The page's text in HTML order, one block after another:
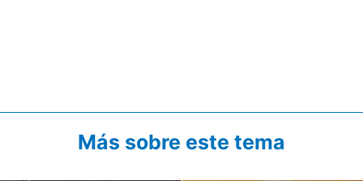
Más sobre este tema